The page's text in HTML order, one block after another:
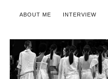
ABOUT ME INTERVIEW